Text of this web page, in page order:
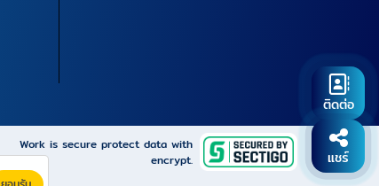
Work is secure protect data with
encrypt.
ติดต่อ
แชร์